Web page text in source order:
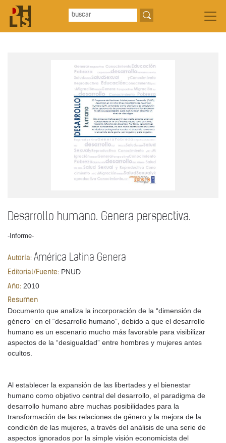
Desarrollo humano. Genera perspectiva.
-Informe-
Autoría: América Latina Genera
Editorial/Fuente: PNUD
Año: 2010
Resumen
Documento que analiza la incorporación de la “dimensión de
género” en el “desarrollo humano”, debido a que el desarrollo
humano es un escenario mucho más favorable para visibilizar
aspectos de la “desigualdad” entre hombres y mujeres antes
ocultos.
Al establecer la expansión de las libertades y el bienestar
humano como objetivo central del desarrollo, el paradigma de
desarrollo humano abre muchas posibilidades para la
transformación de las relaciones de género y la mejora de la
condición de las mujeres, a través del análisis de una serie de
aspectos ignorados por la simple visión economicista del